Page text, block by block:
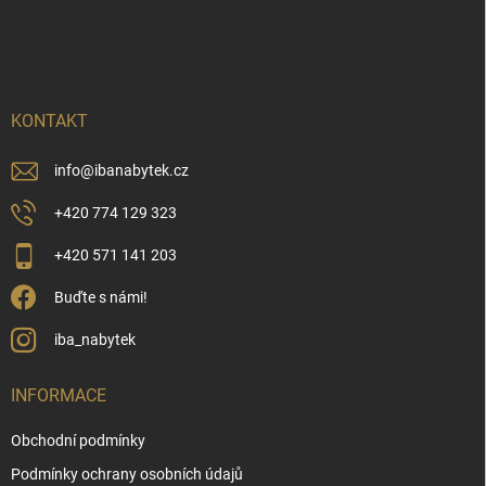
KONTAKT
info@ibanabytek.cz
+420 774 129 323
+420 571 141 203
Buďte s námi!
iba_nabytek
INFORMACE
Obchodní podmínky
Podmínky ochrany osobních údajů